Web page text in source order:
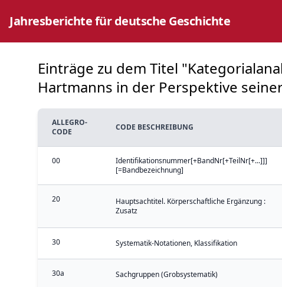
Jahresberichte für deutsche Geschichte
Einträge zu dem Titel
Hartmanns in der Perspektive
ALLEGRO-
CODE
CODE BESCHREIBUNG
00
Identifikationsnummer[+BandNr[+TeilNr[+...]]]
[=Bandbezeichnung]
20
Hauptsachtitel. Körperschaftliche Ergänzung :
Zusatz
30 Systematik-Notationen, Klassifikation
30a Sachgruppen (Grobsystematik)